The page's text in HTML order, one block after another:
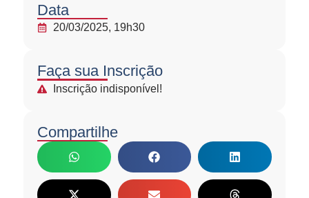
Data
20/03/2025, 19h30
Faça sua Inscrição
Inscrição indisponível!
Compartilhe